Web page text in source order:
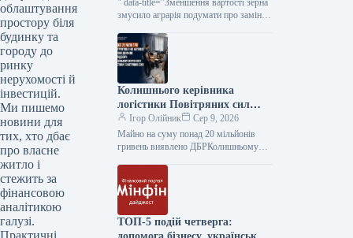
облаштування
простору біля
будинку та
городу до
ринку
нерухомості й
інвестицій.
Ми пишемо
новини для
тих, хто дбає
про власне
житло і
стежить за
фінансовою
аналітикою
галузі.
Практичні
” data-title=”Зменшення вартості зерна
змусило аграрія подумати про заміну
Колишнього керівника
логістики Повітряних сил
звинувачують у незаконному
отриманні 21 мільйона
гривень.
Ігор Олійник
Сер 9, 2026
Майно на суму понад 20 мільйонів
гривень виявлено ДБРКолишньому
незаконне збагачення на суму…
ТОП-5 подій четверга: